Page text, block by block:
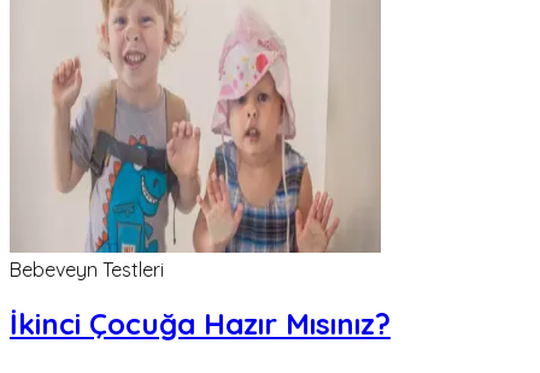
Bebeveyn Testleri
İkinci Çocuğa Hazır Mısınız?